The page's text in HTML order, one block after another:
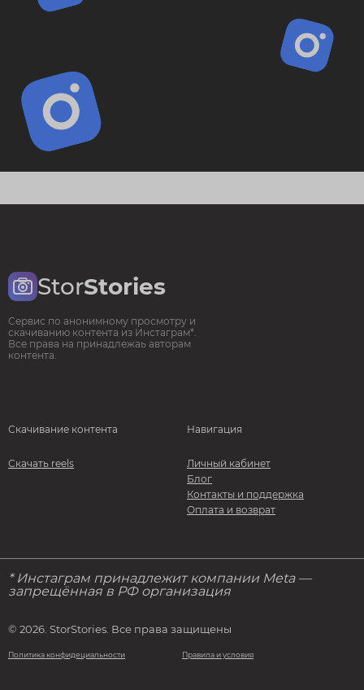
StorStories
Сервис по анонимному просмотру и
скачиванию контента из Инстаграм*.
Все права на принадлежаь авторам
контента.
Скачивание контента
Скачать reels
Навигация
Личный кабинет
Блог
Контакты и поддержка
Оплата и возврат
* Инстаграм принадлежит компании Meta —
запрещённая в РФ организация
© 2026. StorStories. Все права защищены
Политика конфидециальности Правила и условия